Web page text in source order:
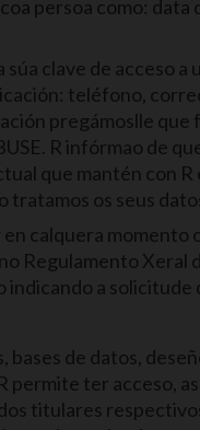
persoa como:
clave de acceso
teléfono,
pregámoslle
R infórmao de
que mantén con
os seus
calquera
Regulamento
a
de datos,
ter acceso,
titulares